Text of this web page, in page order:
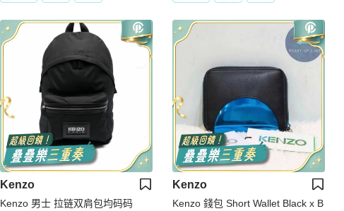
Kenzo
Kenzo 男士 拉链双肩包均码码
Kenzo
Kenzo 錢包 Short Wallet Black x B